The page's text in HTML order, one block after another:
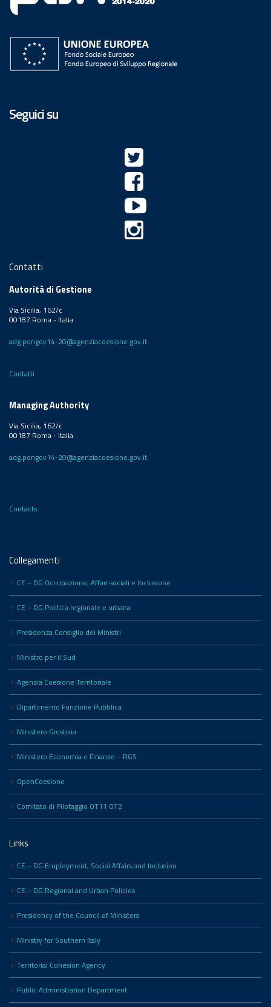
Seguici su
Contatti
Autorità di Gestione
Via Sicilia, 162/c
00187 Roma - Italia
adg.pongov14-20@agenziacoesione.gov.it
Contatti
Managing Authority
Via Sicilia, 162/c
00187 Roma - Italia
adg.pongov14-20@agenziacoesione.gov.it
Contacts
Collegamenti
CE – DG Occupazione, Affari sociali e Inclusione
CE – DG Politica regionale e urbana
Presidenza Consiglio dei Ministri
Ministro per il Sud
Agenzia Coesione Territoriale
Dipartimento Funzione Pubblica
Ministero Giustizia
Ministero Economia e Finanze – RGS
OpenCoesione
Comitato di Pilotaggio OT11 OT2
Links
CE – DG Employment, Social Affairs and Inclusion
CE – DG Regional and Urban Policies
Presidency of the Council of Ministers
Ministry for Southern Italy
Territorial Cohesion Agency
Public Administration Department